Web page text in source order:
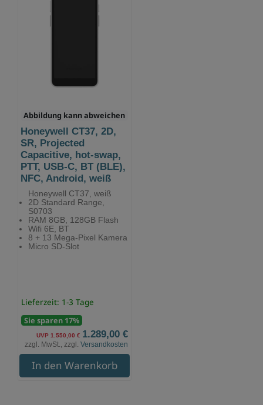
Abbildung kann abweichen
Honeywell CT37, 2D,
SR, Projected
Capacitive, hot-swap,
PTT, USB-C, BT (BLE),
NFC, Android, weiß
Honeywell CT37, weiß
2D Standard Range,
S0703
RAM 8GB, 128GB Flash
Wifi 6E, BT
8 + 13 Mega-Pixel Kamera
Micro SD-Slot
Lieferzeit: 1-3 Tage
Sie sparen 17%
UVP 1.550,00 € 1.289,00 €
zzgl. MwSt., zzgl. Versandkosten
In den Warenkorb